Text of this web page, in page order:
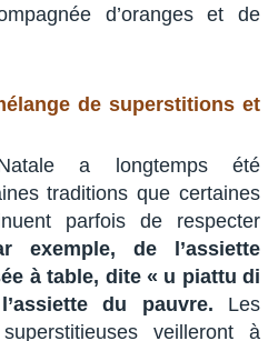
d’oranges et de
de superstitions et
a longtemps été
traditions que certaines
parfois de respecter
exemple, de l’assiette
à table, dite « u piattu di
du pauvre. Les
veilleront à